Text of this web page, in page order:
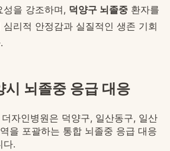
을 강조하며, 덕양구 뇌졸중 환자를
리적 안정감과 실질적인 생존 기회
시 뇌졸중 응급 대응
더자인병원은 덕양구, 일산동구, 일산
을 포괄하는 통합 뇌졸중 응급 대응
다.